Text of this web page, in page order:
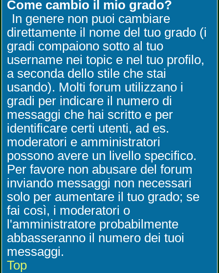
Come cambio il mio grado?
In genere non puoi cambiare
direttamente il nome del tuo grado (i
gradi compaiono sotto al tuo
username nei topic e nel tuo profilo,
a seconda dello stile che stai
usando). Molti forum utilizzano i
gradi per indicare il numero di
messaggi che hai scritto e per
identificare certi utenti, ad es.
moderatori e amministratori
possono avere un livello specifico.
Per favore non abusare del forum
inviando messaggi non necessari
solo per aumentare il tuo grado; se
fai così, i moderatori o
l'amministratore probabilmente
abbasseranno il numero dei tuoi
messaggi.
Top